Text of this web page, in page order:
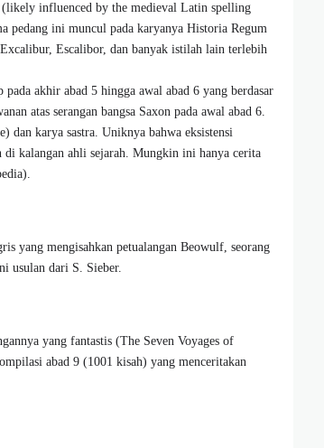
influenced by the medieval Latin spelling
pedang ini muncul pada karyanya Historia Regum
Escalibor, dan banyak istilah lain terlebih
akhir abad 5 hingga awal abad 6 yang berdasar
atas serangan bangsa Saxon pada awal abad 6.
dan karya sastra. Uniknya bahwa eksistensi
di kalangan ahli sejarah. Mungkin ini hanya cerita
yang mengisahkan petualangan Beowulf, seorang
usulan dari S. Sieber.
yang fantastis (The Seven Voyages of
abad 9 (1001 kisah) yang menceritakan